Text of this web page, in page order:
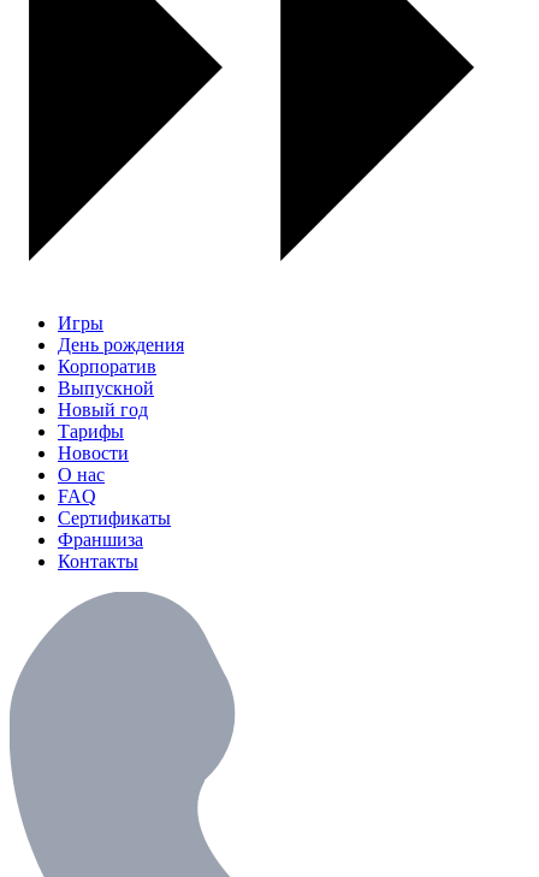
Игры
День рождения
Корпоратив
Выпускной
Новый год
Тарифы
Новости
О нас
FAQ
Сертификаты
Франшиза
Контакты